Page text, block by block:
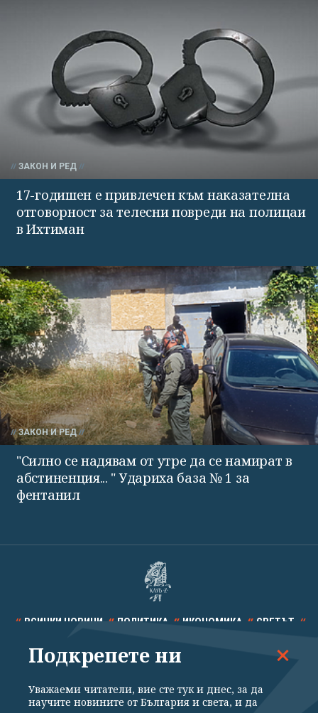
ЗАКОН И РЕД
17-годишен е привлечен към наказателна
отговорност за телесни повреди на полицаи
в Ихтиман
ЗАКОН И РЕД
"Силно се надявам от утре да се намират в
абстиненция... " Удариха база № 1 за
фентанил
ВСИЧКИ НОВИНИ ПОЛИТИКА ИКОНОМИКА СВЕТЪТ
СПОРТ КУЛТУРА ТЕХНОЛОГИИ КАЛЕЙДОСКОП
Подкрепете ни
Уважаеми читатели, вие сте тук и днес, за да
научите новините от България и света, и да